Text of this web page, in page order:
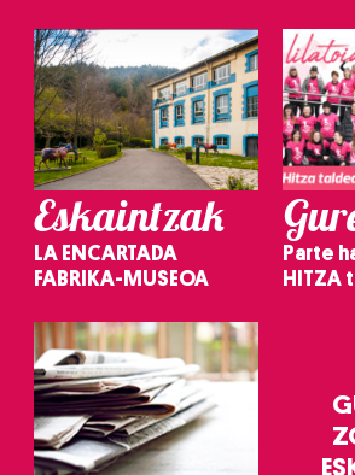
Eskaintzak
LA ENCARTADA
FABRIKA-MUSEOA
Parte
HITZA